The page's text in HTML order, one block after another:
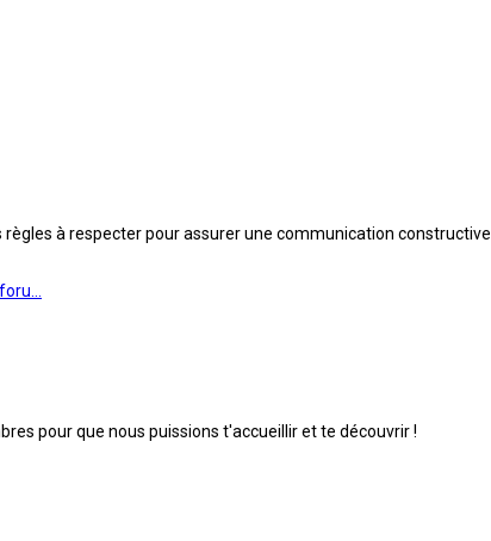
à respecter pour assurer une communication constructive
pour que nous puissions t'accueillir et te découvrir !